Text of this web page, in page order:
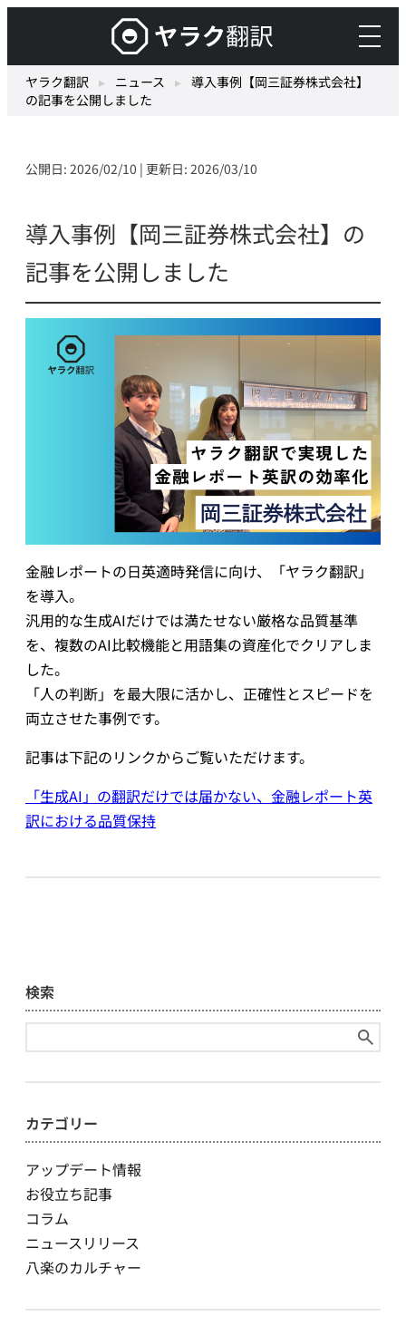
を
ヤ
ラ
ク
翻
最
端
の
AI
自
動
訳・
機
械
翻
訳
ヤラク翻訳 ▸ ニュース ▸ 導入事例【岡三証券株式会社】
の記事を公開しました
公開日: 2026/02/10 | 更新日: 2026/03/10
導入事例【岡三証券株式会社】の
記事を公開しました
金融レポートの日英適時発信に向け、「ヤラク翻訳」
を導入。
汎用的な生成AIだけでは満たせない厳格な品質基準
を、複数のAI比較機能と用語集の資産化でクリアしま
した。
「人の判断」を最大限に活かし、正確性とスピードを
両立させた事例です。
記事は下記のリンクからご覧いただけます。
「生成AI」の翻訳だけでは届かない、金融レポート英
訳における品質保持
検索
索:
カテゴリー
アップデート情報
お役立ち記事
コラム
ニュースリリース
八楽のカルチャー